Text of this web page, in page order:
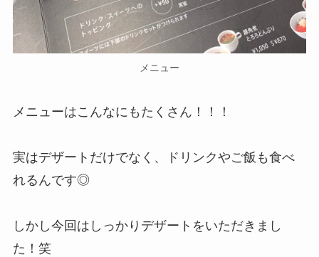
メニュー
メニューはこんなにもたくさん！！！
実はデザートだけでなく、ドリンクやご飯も食べ
れるんです◎
しかし今回はしっかりデザートをいただきまし
た！笑